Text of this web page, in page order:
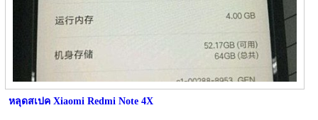
หลุดสเปค Xiaomi Redmi Note 4X